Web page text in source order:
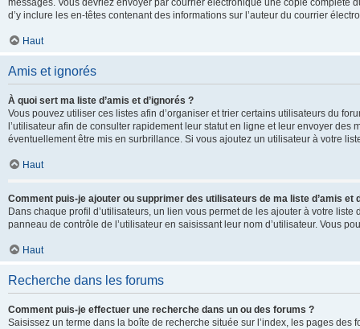
messages. Vous devriez envoyer par courrier électronique une copie complète
d’y inclure les en-têtes contenant des informations sur l’auteur du courrier
Haut
Amis et ignorés
À quoi sert ma liste d’amis et d’ignorés ?
Vous pouvez utiliser ces listes afin d’organiser et trier certains utilisateurs du
l’utilisateur afin de consulter rapidement leur statut en ligne et leur envoyer
éventuellement être mis en surbrillance. Si vous ajoutez un utilisateur à votre
Haut
Comment puis-je ajouter ou supprimer des utilisateurs de ma liste d’amis et
Dans chaque profil d’utilisateurs, un lien vous permet de les ajouter à votre
panneau de contrôle de l’utilisateur en saisissant leur nom d’utilisateur. Vous
Haut
Recherche dans les forums
Comment puis-je effectuer une recherche dans un ou des forums ?
Saisissez un terme dans la boîte de recherche située sur l’index, les pages